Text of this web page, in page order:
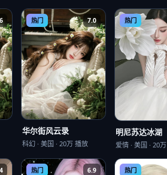
热门 7.0
华尔街风云录
科幻· 美国 · 20万播放
热门
明尼苏达冰湖
爱情 ·美国 · 20万
热门 6.9 热门